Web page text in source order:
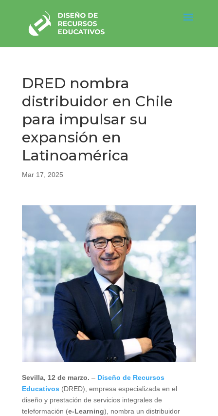
DRED nombra
distribuidor en Chile
para impulsar su
expansión en
Latinoamérica
Mar 17, 2025
Sevilla, 12 de marzo. – Diseño de Recursos
Educativos (DRED), empresa especializada en el
diseño y prestación de servicios integrales de
teleformación (e-Learning), nombra un distribuidor